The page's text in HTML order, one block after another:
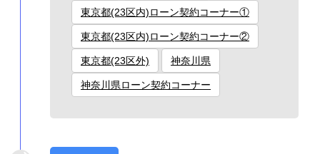
東京都(23区内)ローン契約コーナー①
東京都(23区内)ローン契約コーナー②
東京都(23区外) 神奈川県
神奈川県ローン契約コーナー